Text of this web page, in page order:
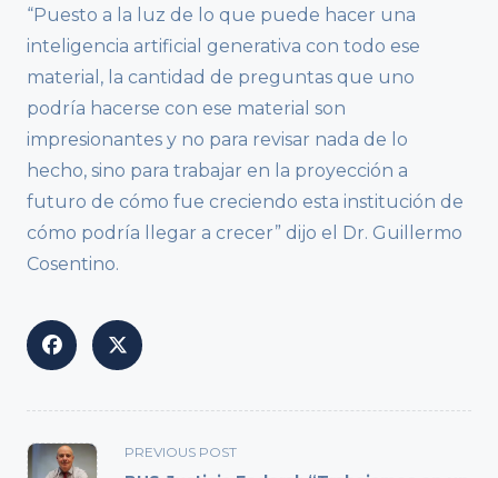
“Puesto a la luz de lo que puede hacer una
inteligencia artificial generativa con todo ese
material, la cantidad de preguntas que uno
podría hacerse con ese material son
impresionantes y no para revisar nada de lo
hecho, sino para trabajar en la proyección a
futuro de cómo fue creciendo esta institución de
cómo podría llegar a crecer” dijo el Dr. Guillermo
Cosentino.
<span
PREVIOUS POST